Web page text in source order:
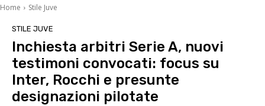
Home Stile Juve
STILE JUVE
Inchiesta arbitri Serie A, nuovi
testimoni convocati: focus su
Inter, Rocchi e presunte
designazioni pilotate